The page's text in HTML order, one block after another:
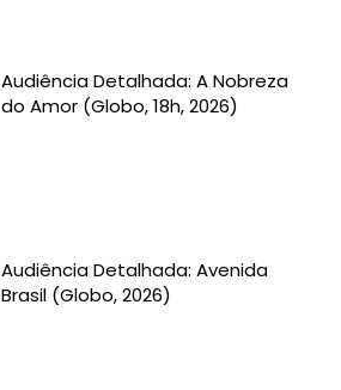
Audiência Detalhada: A Nobreza
do Amor (Globo, 18h, 2026)
Audiência Detalhada: Avenida
Brasil (Globo, 2026)